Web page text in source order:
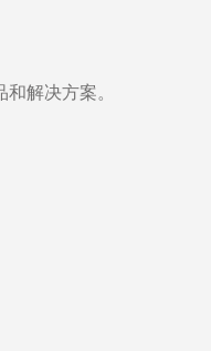
解决方案。